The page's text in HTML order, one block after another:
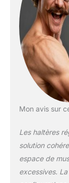
à
simple
– Que
votre
à votre
Mon avis sur
Les haltères
solution
espace de
excessives.